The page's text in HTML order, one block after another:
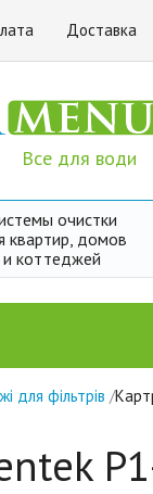
Доставка
Все для води
очистки
квартир, домов
и коттеджей
для фільтрів /